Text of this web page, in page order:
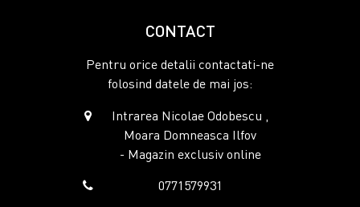
CONTACT
Pentru orice detalii contactati-ne
folosind datele de mai jos:
Intrarea Nicolae Odobescu ,
Moara Domneasca Ilfov
- Magazin exclusiv online
0771579931